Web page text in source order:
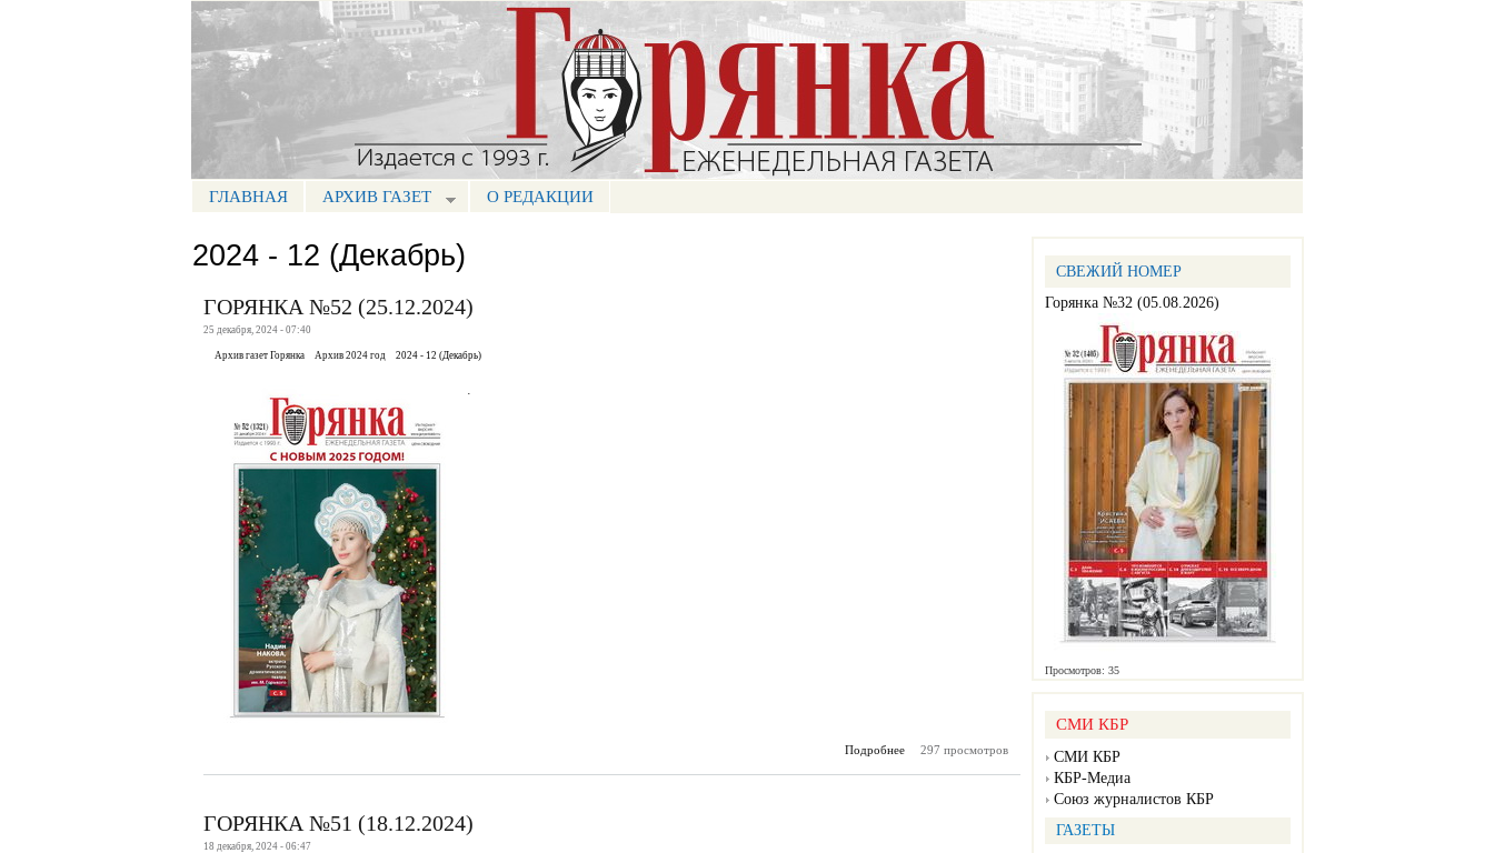
основному
содержанию
Портал СМИ КБР
МЕНЮ ГОРЯНКА
ГЛАВНАЯ АРХИВ ГАЗЕТ О РЕДАКЦИИ
СВЕЖИЙ НОМЕР
Горянка №32 (05.08.2026)
Просмотров: 35
СМИ КБР
СМИ КБР
КБР-Медиа
Союз журналистов КБР
ГАЗЕТЫ
2024 - 12 (Декабрь)
ГОРЯНКА №52 (25.12.2024)
25 декабря, 2024 - 07:40
Архив газет Горянка Архив 2024 год 2024 - 12 (Декабрь)
Подробнее
о Горянка №52
297 просмотров
ГОРЯНКА №51 (18.12.2024)
18 декабря, 2024 - 06:47